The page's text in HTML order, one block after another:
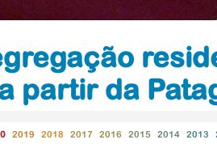
partir da
2019 2018 2017 2016 2015 2014 2013